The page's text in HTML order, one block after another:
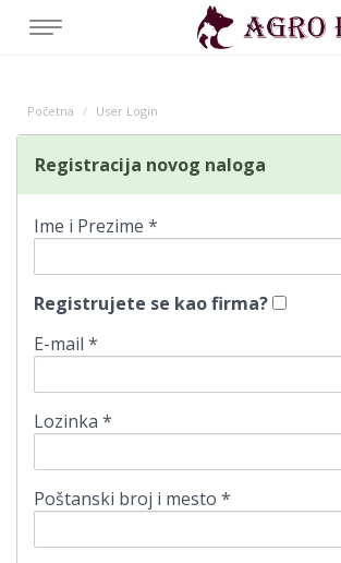
Početna User Login
Registracija novog naloga
Ime i Prezime *
Registrujete se kao firma?
E-mail *
Lozinka *
Poštanski broj i mesto *